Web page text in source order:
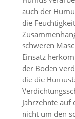
auch der
die
schweren
Einsatz
der Boden
die die
Jahrzehnte auf
nicht um den